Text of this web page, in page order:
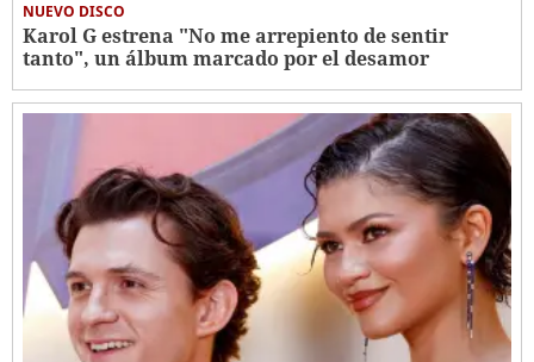
NUEVO DISCO
Karol G estrena "No me arrepiento de sentir
tanto", un álbum marcado por el desamor